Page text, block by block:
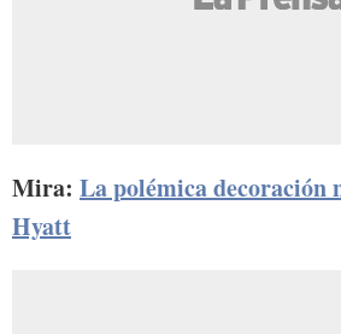
Mira: La polémica decoración
Hyatt